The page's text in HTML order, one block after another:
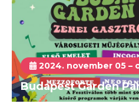
2024. november 05 –
Budapest Garden